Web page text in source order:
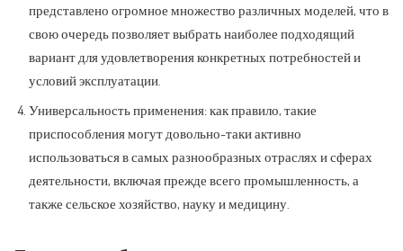
представлено огромное множество различных моделей, что в
свою очередь позволяет выбрать наиболее подходящий
вариант для удовлетворения конкретных потребностей и
условий эксплуатации.
Универсальность применения: как правило, такие
приспособления могут довольно-таки активно
использоваться в самых разнообразных отраслях и сферах
деятельности, включая прежде всего промышленность, а
также сельское хозяйство, науку и медицину.